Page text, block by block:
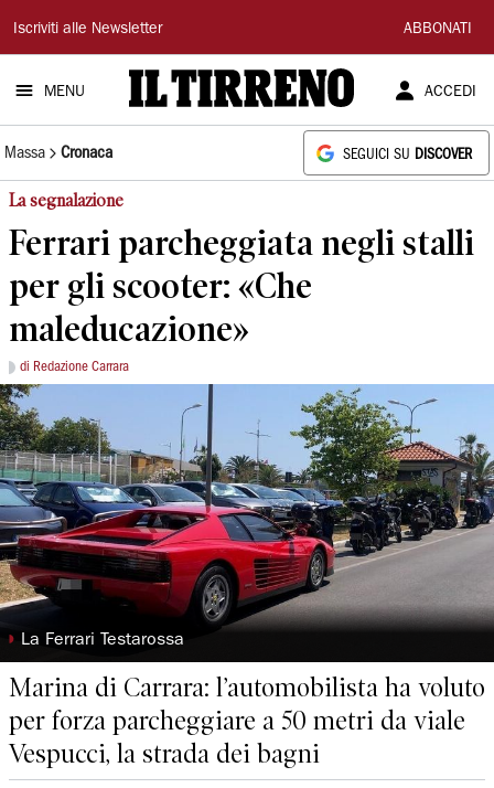
Il
Tirreno
Iscriviti alle Newsletter ABBONATI
MENU ACCEDI
Massa Cronaca SEGUICI SU DISCOVER
La segnalazione
Ferrari parcheggiata negli stalli
per gli scooter: «Che
maleducazione»
di Redazione Carrara
◗ La Ferrari Testarossa
Marina di Carrara: l’automobilista ha voluto
per forza parcheggiare a 50 metri da viale
Vespucci, la strada dei bagni